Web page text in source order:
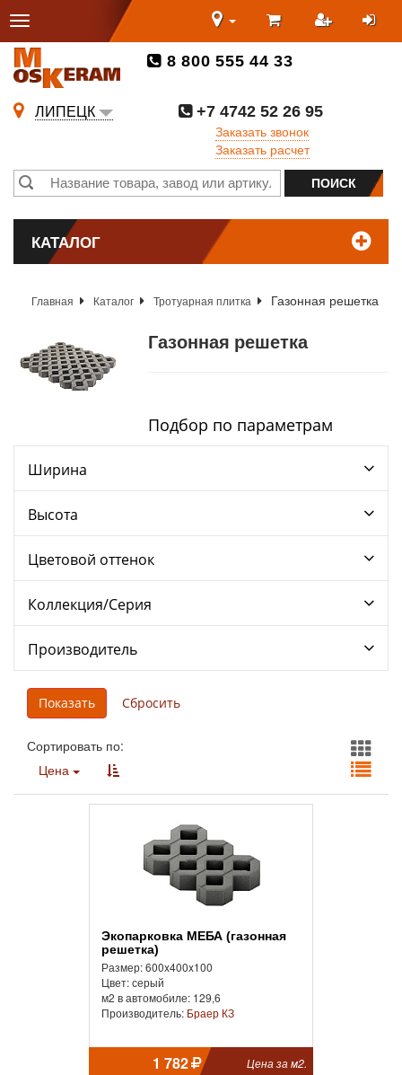
8 800 555 44 33
ЛИПЕЦК
+7 4742 52 26 95
Заказать звонок
Заказать расчет
КАТАЛОГ
Главная Каталог Тротуарная плитка Газонная решетка
Газонная решетка
Подбор по параметрам
Ширина
Высота
Цветовой оттенок
Коллекция/Серия
Производитель
Сортировать по:
Цена
Экопарковка МЕБА (газонная
решетка)
Размер: 600x400x100
Цвет: серый
м2 в автомобиле: 129,6
Производитель: Браер КЗ
1 782 Цена за м2.